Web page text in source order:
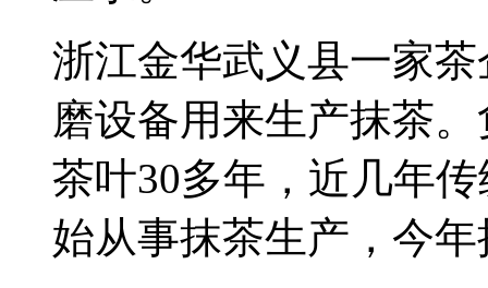
浙江金华武义县一家
磨设备用来生产抹茶
茶叶30多年，近几年
始从事抹茶生产，今